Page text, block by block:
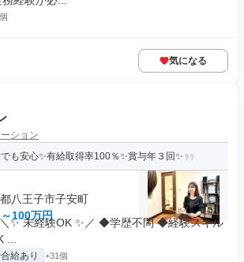
気になる
ション
も安心✨有給取得率100％✨賞与年３回✨
八王子市子安町
100万円
✨ 未経験OK ✨／ ◆学歴不問 ◆経験スキル
給あり +31個